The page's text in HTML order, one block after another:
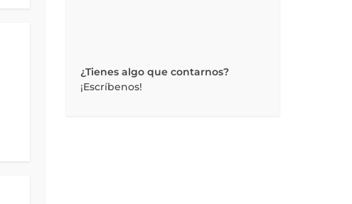
¿Tienes algo que contarnos?
¡Escríbenos!